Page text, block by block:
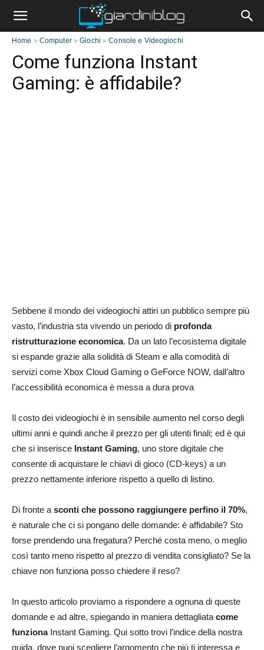
Home » Computer»Giochi »Console e Videogiochi
Come funziona Instant
Gaming: è affidabile?
Sebbene il mondo dei videogiochi attiri un pubblico sempre più
vasto, l’industria sta vivendo un periodo di profonda
ristrutturazione economica. Da un lato l’ecosistema digitale
si espande grazie alla solidità di Steam e alla comodità di
servizi come Xbox Cloud Gaming o GeForce NOW, dall’altro
l’accessibilità economica è messa a dura prova
Il costo dei videogiochi è in sensibile aumento nel corso degli
ultimi anni e quindi anche il prezzo per gli utenti finali; ed è qui
che si inserisce Instant Gaming, uno store digitale che
consente di acquistare le chiavi di gioco (CD-keys) a un
prezzo nettamente inferiore rispetto a quello di listino.
Di fronte a sconti che possono raggiungere perfino il 70%,
è naturale che ci si pongano delle domande: è affidabile? Sto
forse prendendo una fregatura? Perché costa meno, o meglio
così tanto meno rispetto al prezzo di vendita consigliato? Se la
chiave non funziona posso chiedere il reso?
In questo articolo proviamo a rispondere a ognuna di queste
domande e ad altre, spiegando in maniera dettagliata come
funzionaInstant Gaming. Qui sotto trovi l’indice della nostra
guida, dove puoi scegliere l’argomento che più ti interessa e